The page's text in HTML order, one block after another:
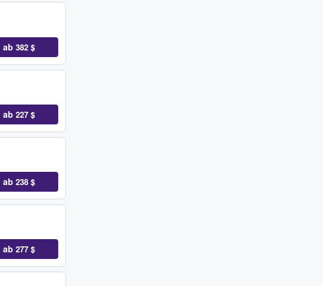
ab 382 $
ab 227 $
ab 238 $
ab 277 $